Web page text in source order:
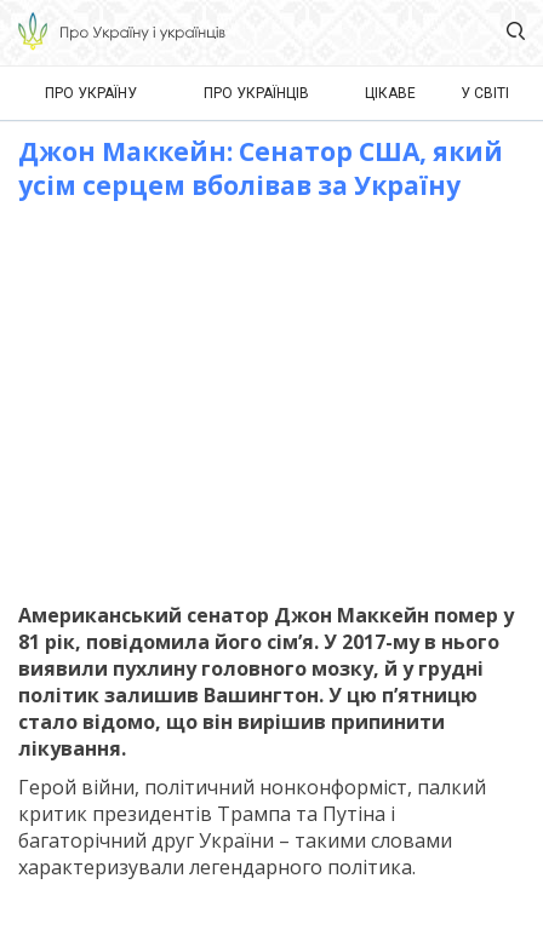
ПРО УКРАЇНУ ПРО УКРАЇНЦІВ ЦІКАВЕ У СВІТІ
Джон Маккейн: Сенатор США, який
усім серцем вболівав за Україну
Американський сенатор Джон Маккейн помер у
81 рік, повідомила його сім’я. У 2017-му в нього
виявили пухлину головного мозку, й у грудні
політик залишив Вашингтон. У цю п’ятницю
стало відомо, що він вирішив припинити
лікування.
Герой війни, політичний нонконформіст, палкий
критик президентів Трампа та Путіна і
багаторічний друг України – такими словами
характеризували легендарного політика.